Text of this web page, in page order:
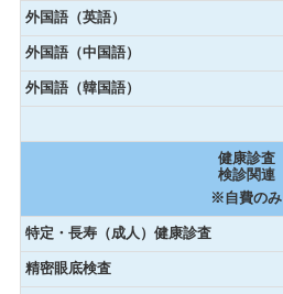
外国語（英語）
外国語（中国語）
外国語（韓国語）
健康診査
検診関連
※自費のみ
特定・長寿（成人）健康診査
精密眼底検査